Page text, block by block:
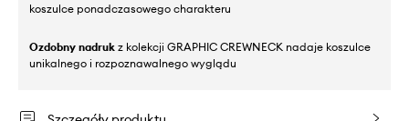
koszulce ponadczasowego charakteru
Ozdobny nadruk z kolekcji GRAPHIC CREWNECK nadaje koszulce
unikalnego i rozpoznawalnego wyglądu